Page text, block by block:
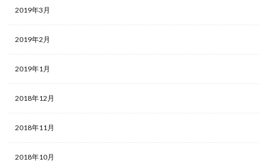
2019年3月
2019年2月
2019年1月
2018年12月
2018年11月
2018年10月